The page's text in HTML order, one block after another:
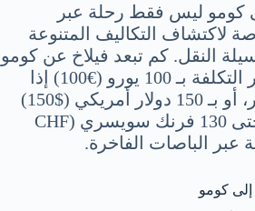
كومو ليس فقط رحلة عبر
لاكتشاف التكاليف المتنوعة
النقل. كم تبعد فيلاخ عن كومو
بالأسعار؟ يمكن تقدير التكلفة بـ 100 يورو (€100) إذا
اخترت السفر بالقطار، أو بـ 150 دولار أمريكي ($150)
للخدمات الخاصة، وحتى 130 فرنك سويسري (CHF
كومو